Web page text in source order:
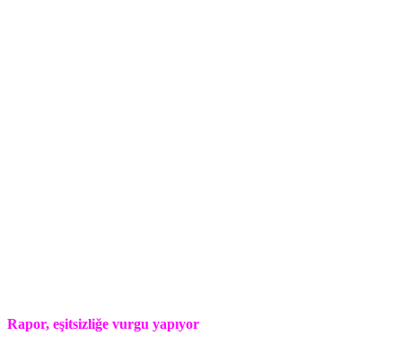
Rapor, eşitsizliğe vurgu yapıyor